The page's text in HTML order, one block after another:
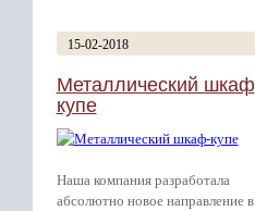
15-02-2018
Металлический шкаф
купе
Наша компания разработала
абсолютно новое направление в